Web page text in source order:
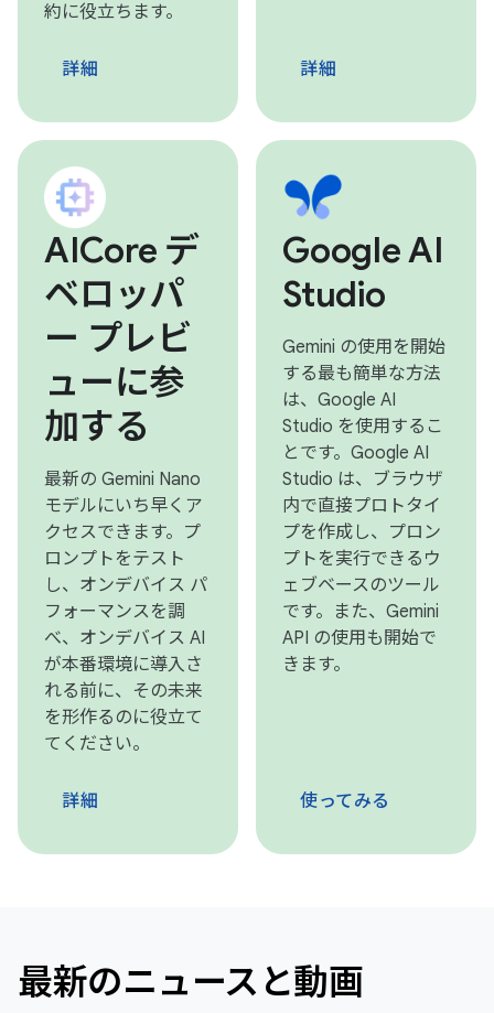
約に役立ちます。
詳細 詳細
AICore デ
ベロッパ
ー プレビ
ューに参
加する
最新の Gemini Nano
モデルにいち早くア
クセスできます。プ
ロンプトをテスト
し、オンデバイス パ
フォーマンスを調
べ、オンデバイス AI
が本番環境に導入さ
れる前に、その未来
を形作るのに役立て
てください。
詳細
Google AI
Studio
Gemini の使用を開始
する最も簡単な方法
は、Google AI
Studio を使用するこ
とです。Google AI
Studio は、ブラウザ
内で直接プロトタイ
プを作成し、プロン
プトを実行できるウ
ェブベースのツール
です。また、Gemini
API の使用も開始で
きます。
使ってみる
最新のニュースと動画